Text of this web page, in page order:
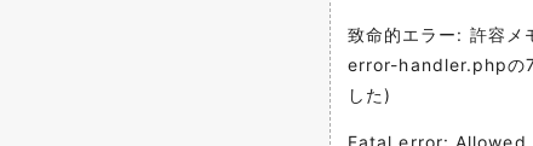
致命的エラー: 許容
error-handler.phpの
した)